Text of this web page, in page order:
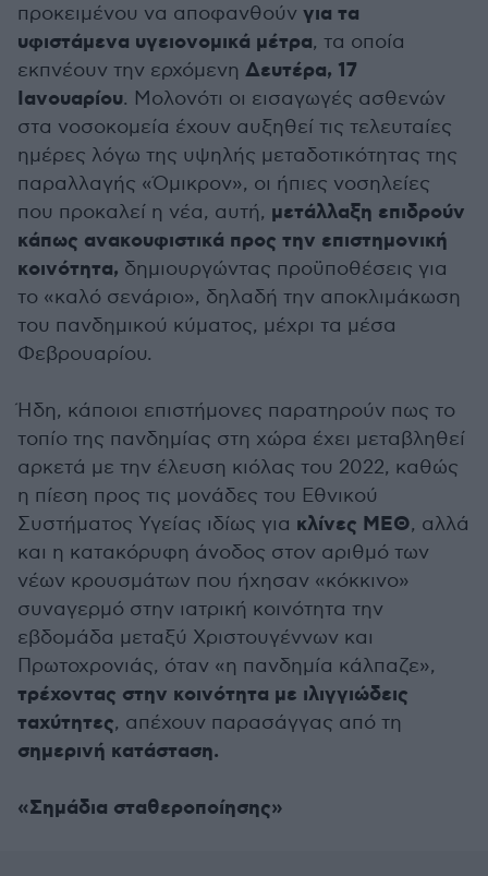
προκειμένου να αποφανθούν για τα
υφιστάμενα υγειονομικά μέτρα, τα οποία
εκπνέουν την ερχόμενη Δευτέρα, 17
Ιανουαρίου. Μολονότι οι εισαγωγές ασθενών
στα νοσοκομεία έχουν αυξηθεί τις τελευταίες
ημέρες λόγω της υψηλής μεταδοτικότητας της
παραλλαγής «Όμικρον», οι ήπιες νοσηλείες
που προκαλεί η νέα, αυτή, μετάλλαξη επιδρούν
κάπως ανακουφιστικά προς την επιστημονική
κοινότητα, δημιουργώντας προϋποθέσεις για
το «καλό σενάριο», δηλαδή την αποκλιμάκωση
του πανδημικού κύματος, μέχρι τα μέσα
Φεβρουαρίου.
Ήδη, κάποιοι επιστήμονες παρατηρούν πως το
τοπίο της πανδημίας στη χώρα έχει μεταβληθεί
αρκετά με την έλευση κιόλας του 2022, καθώς
η πίεση προς τις μονάδες του Εθνικού
Συστήματος Υγείας ιδίως για κλίνες ΜΕΘ, αλλά
και η κατακόρυφη άνοδος στον αριθμό των
νέων κρουσμάτων που ήχησαν «κόκκινο»
συναγερμό στην ιατρική κοινότητα την
εβδομάδα μεταξύ Χριστουγέννων και
Πρωτοχρονιάς, όταν «η πανδημία κάλπαζε»,
τρέχοντας στην κοινότητα με ιλιγγιώδεις
ταχύτητες, απέχουν παρασάγγας από τη
σημερινή κατάσταση.
«Σημάδια σταθεροποίησης»